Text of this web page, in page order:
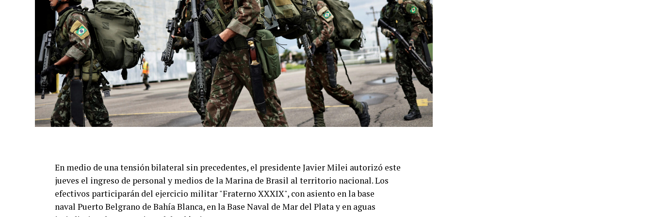
En medio de una tensión bilateral sin precedentes, el presidente Javier Milei autorizó este
jueves el ingreso de personal y medios de la Marina de Brasil al territorio nacional. Los
efectivos participarán del ejercicio militar "Fraterno XXXIX", con asiento en la base
naval Puerto Belgrano de Bahía Blanca, en la Base Naval de Mar del Plata y en aguas